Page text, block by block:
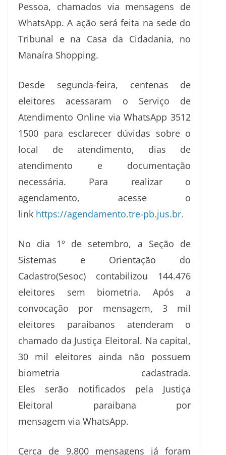
Pessoa, chamados via mensagens de
WhatsApp. A ação será feita na sede do
Tribunal e na Casa da Cidadania, no
Manaíra Shopping.
Desde segunda-feira, centenas de
eleitores acessaram o Serviço de
Atendimento Online via WhatsApp3512
1500 para esclarecer dúvidas sobre o
local de atendimento, dias de
atendimento e documentação
necessária. Para realizar o
agendamento, acesse o
link https://agendamento.tre-pb.jus.br.
No dia 1º de setembro, a Seção de
Sistemas e Orientação do
Cadastro(Sesoc) contabilizou 144.476
eleitores sem biometria. Após a
convocação por mensagem, 3 mil
eleitores paraibanos atenderam o
chamado da Justiça Eleitoral. Na capital,
30 mil eleitores ainda não possuem
biometria cadastrada.
Eles serão notificados pela Justiça
Eleitoral paraibana por
mensagem via WhatsApp.
Cerca de 9.800 mensagens já foram